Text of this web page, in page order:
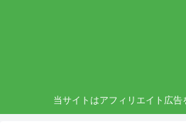
当サイトはアフィリエイト広告